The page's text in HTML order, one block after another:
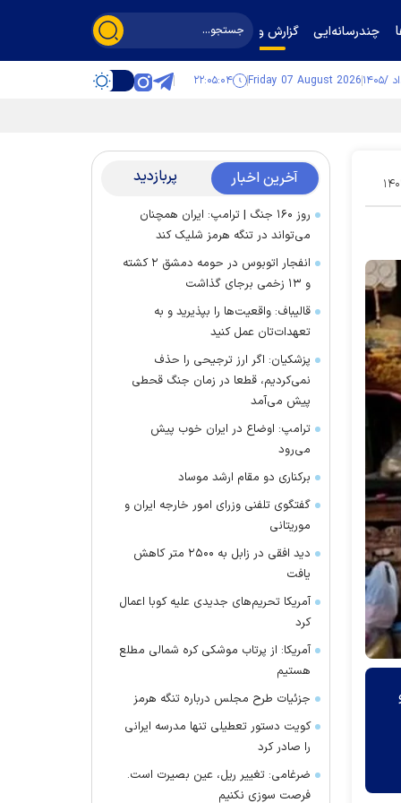
چندرسانه‌ایی گزارش و گفت‌وگو
Friday 07 August 2026 ۲۲:۰۵:۰۵
۱۹ آخرین اخبار پربازدید
روز ۱۶۰ جنگ | ترامپ: ایران همچنان
می‌تواند در تنگه هرمز شلیک کند
انفجار اتوبوس در حومه دمشق ۲ کشته
و ۱۳ زخمی برجای گذاشت
قالیباف: واقعیت‌ها را بپذیرید و به
تعهدات‌تان عمل کنید
پزشکیان: اگر ارز ترجیحی را حذف
نمی‌کردیم، قطعا در زمان جنگ قحطی
پیش می‌آمد
ترامپ: اوضاع در ایران خوب پیش
می‌رود
برکناری دو مقام ارشد موساد
گفتگوی تلفنی وزرای امور خارجه ایران و
موریتانی
دید افقی در زابل به ۲۵۰۰ متر کاهش
یافت
آمریکا تحریم‌های جدیدی علیه کوبا اعمال
کرد
آمریکا: از پرتاب موشکی کره شمالی مطلع
هستیم
جزئیات طرح مجلس درباره تنگه هرمز
کویت دستور تعطیلی تنها مدرسه ایرانی
را صادر کرد
ضرغامی: تغییر ریل، عین بصیرت است.
فرصت سوزی نکنیم